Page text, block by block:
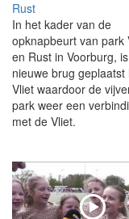
Rust
In het kader van de
opknapbeurt van park
en Rust in Voorburg,
nieuwe brug geplaatst
Vliet waardoor de
park weer een
met de Vliet.